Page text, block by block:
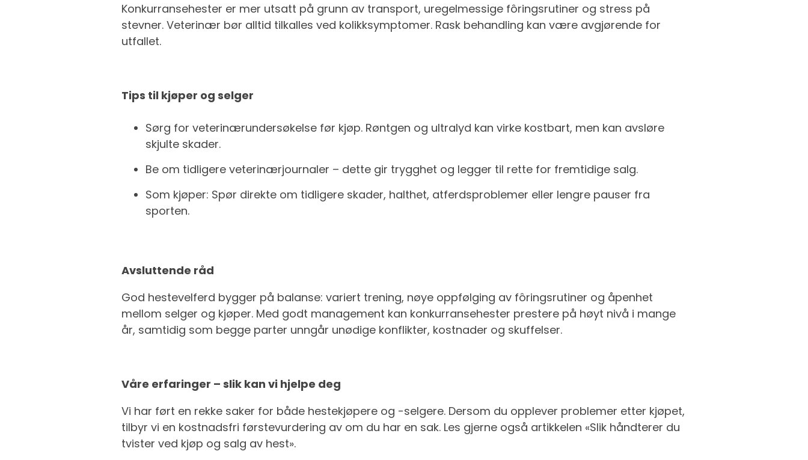
Konkurransehester er mer utsatt på grunn av transport, uregelmessige fôringsrutiner og stress på
stevner. Veterinær bør alltid tilkalles ved kolikksymptomer. Rask behandling kan være avgjørende for
utfallet.
Tips til kjøper og selger
Sørg for veterinærundersøkelse før kjøp. Røntgen og ultralyd kan virke kostbart, men kan avsløre
skjulte skader.
Be om tidligere veterinærjournaler – dette gir trygghet og legger til rette for fremtidige salg.
Som kjøper: Spør direkte om tidligere skader, halthet, atferdsproblemer eller lengre pauser fra
sporten.
Avsluttende råd
God hestevelferd bygger på balanse: variert trening, nøye oppfølging av fôringsrutiner og åpenhet
mellom selger og kjøper. Med godt management kan konkurransehester prestere på høyt nivå i mange
år, samtidig som begge parter unngår unødige konflikter, kostnader og skuffelser.
Våre erfaringer – slik kan vi hjelpe deg
Vi har ført en rekke saker for både hestekjøpere og -selgere. Dersom du opplever problemer etter kjøpet,
tilbyr vi en kostnadsfri førstevurdering av om du har en sak. Les gjerne også artikkelen «Slik håndterer du
tvister ved kjøp og salg av hest».